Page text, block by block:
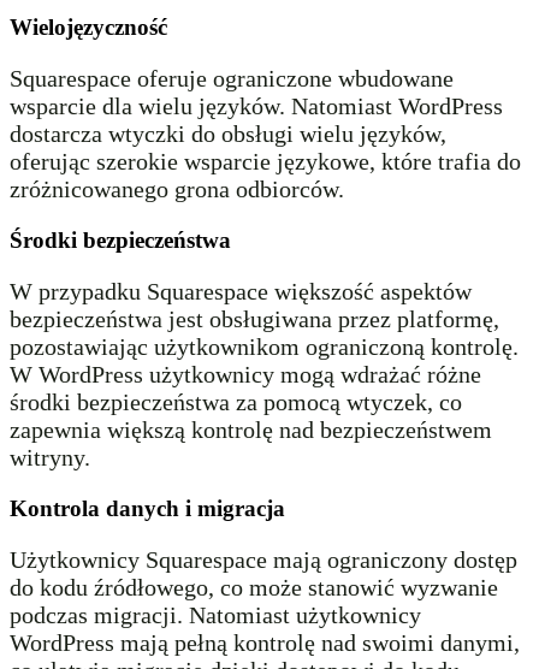
Wielojęzyczność
Squarespace oferuje ograniczone wbudowane
wsparcie dla wielu języków. Natomiast WordPress
dostarcza wtyczki do obsługi wielu języków,
oferując szerokie wsparcie językowe, które trafia do
zróżnicowanego grona odbiorców.
Środki bezpieczeństwa
W przypadku Squarespace większość aspektów
bezpieczeństwa jest obsługiwana przez platformę,
pozostawiając użytkownikom ograniczoną kontrolę.
W WordPress użytkownicy mogą wdrażać różne
środki bezpieczeństwa za pomocą wtyczek, co
zapewnia większą kontrolę nad bezpieczeństwem
witryny.
Kontrola danych i migracja
Użytkownicy Squarespace mają ograniczony dostęp
do kodu źródłowego, co może stanowić wyzwanie
podczas migracji. Natomiast użytkownicy
WordPress mają pełną kontrolę nad swoimi danymi,